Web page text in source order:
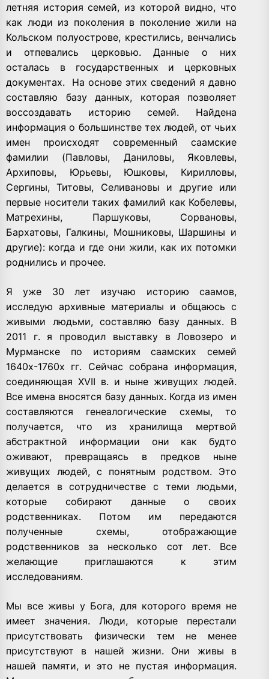
летняя история семей, из которой видно, что
как люди из поколения в поколение жили на
Кольском полуострове, крестились, венчались
и отпевались церковью. Данные о них
осталась в государственных и церковных
документах. На основе этих сведений я давно
составляю базу данных, которая позволяет
воссоздавать историю семей. Найдена
информация о большинстве тех людей, от чьих
имен происходят современный саамские
фамилии (Павловы, Даниловы, Яковлевы,
Архиповы, Юрьевы, Юшковы, Кирилловы,
Сергины, Титовы, Селивановы и другие или
первые носители таких фамилий как Кобелевы,
Матрехины, Паршуковы, Сорвановы,
Бархатовы, Галкины, Мошниковы, Шаршины и
другие): когда и где они жили, как их потомки
роднились и прочее.
Я уже 30 лет изучаю историю саамов,
исследую архивные материалы и общаюсь с
живыми людьми, составляю базу данных. В
2011 г. я проводил выставку в Ловозеро и
Мурманске по историям саамских семей
1640х-1760х гг. Сейчас собрана информация,
соединяющая XVII в. и ныне живущих людей.
Все имена вносятся базу данных. Когда из имен
составляются генеалогические схемы, то
получается, что из хранилища мертвой
абстрактной информации они как будто
оживают, превращаясь в предков ныне
живущих людей, с понятным родством. Это
делается в сотрудничестве с теми людьми,
которые собирают данные о своих
родственниках. Потом им передаются
полученные схемы, отображающие
родственников за несколько сот лет. Все
желающие приглашаются к этим
исследованиям.
Мы все живы у Бога, для которого время не
имеет значения. Люди, которые перестали
присутствовать физически тем не менее
присутствуют в нашей жизни. Они живы в
нашей памяти, и это не пустая информация.